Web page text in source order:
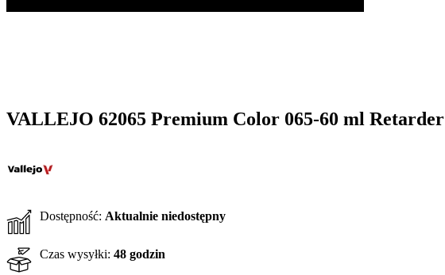
VALLEJO 62065 Premium Color 065-60 ml Retarder
Dostępność: Aktualnie niedostępny
Czas wysyłki: 48 godzin